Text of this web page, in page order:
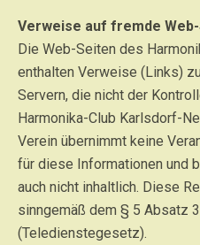
Verweise auf fremde
Die Web-Seiten des
enthalten Verweise (Links)
Servern, die nicht der
Harmonika-Club Karlsdorf-
Verein übernimmt keine
für diese Informationen und
auch nicht inhaltlich. Diese
sinngemäß dem § 5 Absatz
(Teledienstegesetz).